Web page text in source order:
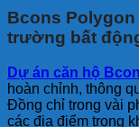
Bcons
trường bất
Dự án căn hộ
hoàn chỉnh, thông
Đồng chỉ trong vài
các địa điểm trong